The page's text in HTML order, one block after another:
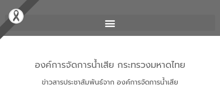
องค์การจัดการน้ำเสีย กระทรวงมหาดไทย
ข่าวสารประชาสัมพันธ์จาก องค์การจัดการน้ำเสีย